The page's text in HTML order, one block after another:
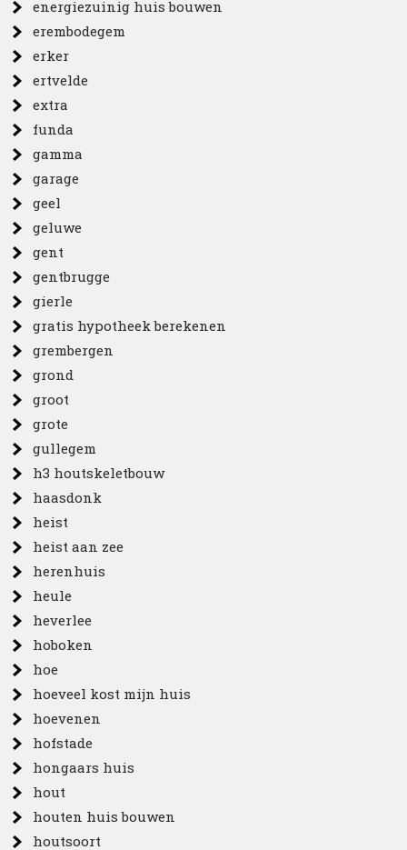
energiezuinig huis bouwen
erembodegem
erker
ertvelde
extra
funda
gamma
garage
geel
geluwe
gent
gentbrugge
gierle
gratis hypotheek berekenen
grembergen
grond
groot
grote
gullegem
h3 houtskeletbouw
haasdonk
heist
heist aan zee
herenhuis
heule
heverlee
hoboken
hoe
hoeveel kost mijn huis
hoevenen
hofstade
hongaars huis
hout
houten huis bouwen
houtsoort